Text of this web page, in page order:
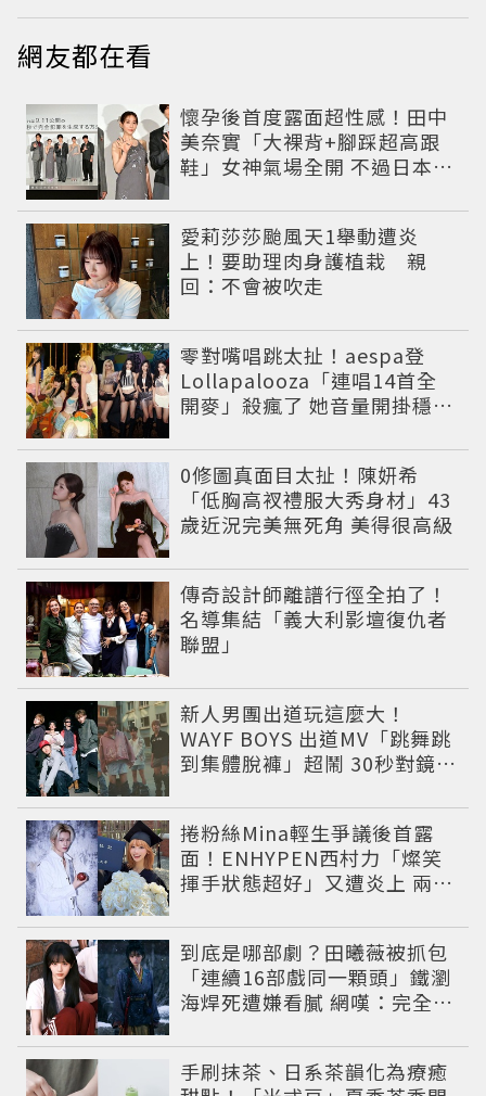
網友都在看
懷孕後首度露面超性感！田中
美奈實「大裸背+腳踩超高跟
鞋」女神氣場全開 不過日本網
愛莉莎莎颱風天1舉動遭炎
上！要助理肉身護植栽 親
回：不會被吹走
零對嘴唱跳太扯！aespa登
Lollapalooza「連唱14首全
開麥」殺瘋了 她音量開掛穩到
0修圖真面目太扯！陳妍希
「低胸高衩禮服大秀身材」43
歲近況完美無死角 美得很高級
傳奇設計師離譜行徑全拍了！
名導集結「義大利影壇復仇者
聯盟」
新人男團出道玩這麼大！
WAYF BOYS 出道MV「跳舞跳
到集體脫褲」超鬧 30秒對鏡清
捲粉絲Mina輕生爭議後首露
面！ENHYPEN西村力「燦笑
揮手狀態超好」又遭炎上 兩派
到底是哪部劇？田曦薇被抓包
「連續16部戲同一顆頭」鐵瀏
海焊死遭嫌看膩 網嘆：完全分
手刷抹茶、日系茶韻化為療癒